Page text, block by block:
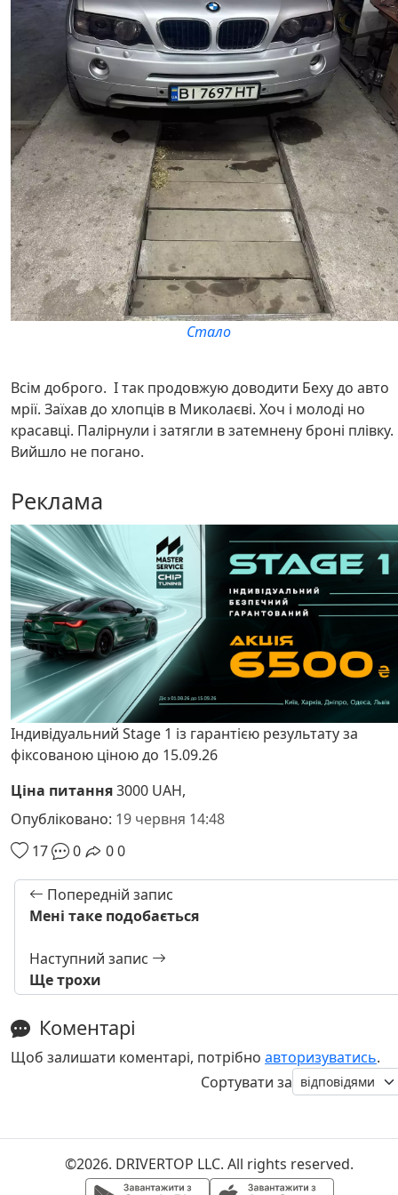
Стало
Всім доброго. І так продовжую доводити Беху до авто
мрії. Заїхав до хлопців в Миколаєві. Хоч і молоді но
красавці. Палірнули і затягли в затемнену броні плівку.
Вийшло не погано.
Реклама
Індивідуальний Stage 1 із гарантією результату за
фіксованою ціною до 15.09.26
Ціна питання3000 UAH,
Опубліковано: 19 червня 14:48
17
0 00
Попередній запис
Мені таке подобається
Наступний запис
Ще трохи
Коментарі
Щоб залишати коментарі, потрібно авторизуватись.
Сортувати за
©2026. DRIVERTOP LLC. All rights reserved.